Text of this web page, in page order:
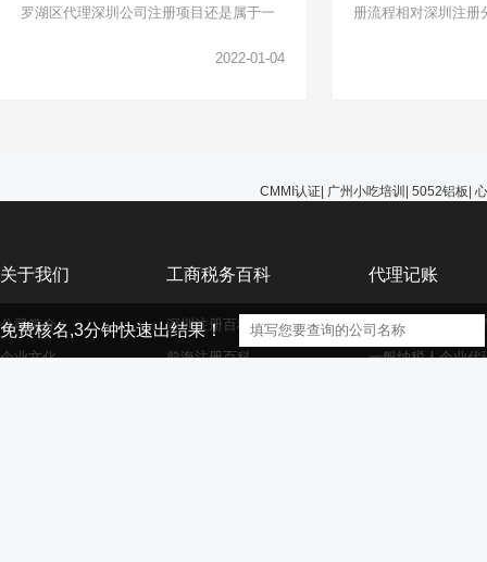
罗湖区代理深圳公司注册项目还是属于一
2022-01-04
册流程相对深圳注册
CMMI认证| 广州小吃培训 5052铝板
关于我们
公司简介
企业文化
工商税务百科
深圳注册百科
前海注册百科
代理记账
小规模纳税人企业
一般纳税人企业代
免费核名,3分钟快速出结果！